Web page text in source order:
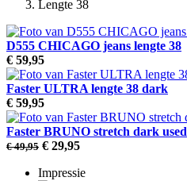
Lengte 38
D555 CHICAGO jeans lengte 38
€ 59,95
Faster ULTRA lengte 38 dark
€ 59,95
Faster BRUNO stretch dark used
€ 49,95 € 29,95
Impressie